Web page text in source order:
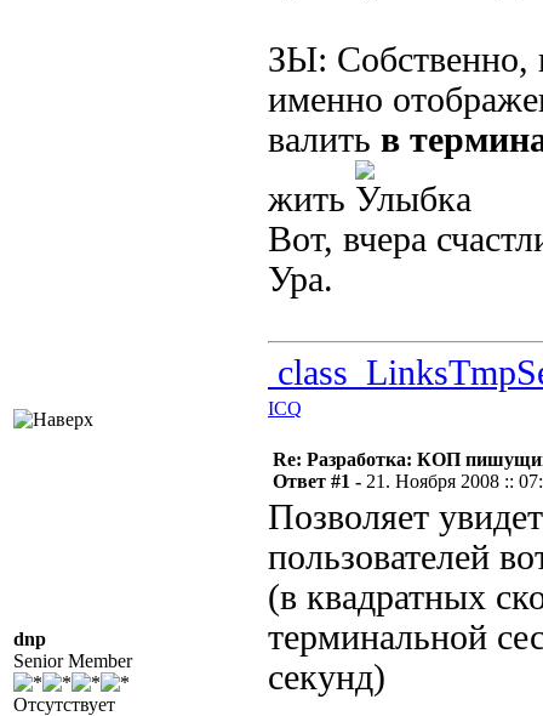
ЗЫ: Собственно,
именно
валить в
жить
Вот, вчера
Ура.
ICQ
dnp
Senior Member
Отсутствует
Re: Разработка: КОП
Ответ #1 - 21. Ноября 2008 ::
Позволяет
пользователей
(в квадратных
терминальной
секунд)